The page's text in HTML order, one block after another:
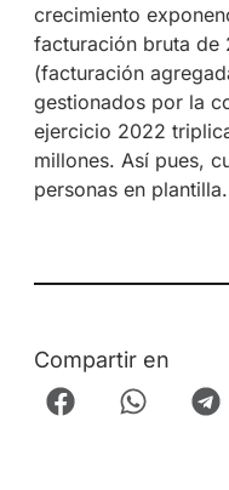
crecimiento
facturación bruta de
(facturación
gestionados por la
ejercicio 2022
millones. Así pues,
personas en plantilla.
Compartir en